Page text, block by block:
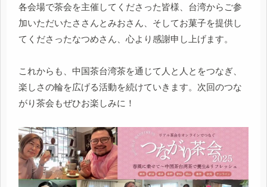
各会場で茶会を主催してくださった皆様、台湾からご参
加いただいたささんとみおさん、そしてお菓子を提供し
てくださったなつめさん、心より感謝申し上げます。
これからも、中国茶台湾茶を通じて人と人とをつなぎ、
楽しさの輪を広げる活動を続けていきます。次回のつな
がり茶会もぜひお楽しみに！